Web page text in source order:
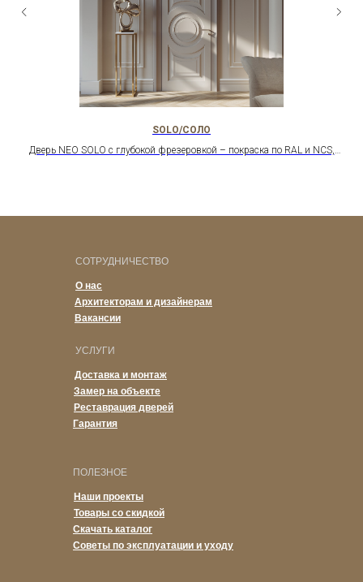
SOLO/СОЛО
Дверь NEO SOLO с глубокой фрезеровкой – покраска по RAL и NCS,
Гарантия
Реставрация дверей
Замер на объекте
Доставка и монтаж
УСЛУГИ
Вакансии
Архитекторам и дизайнерам
О нас
СОТРУДНИЧЕСТВО
Советы по эксплуатации и уходу
Скачать каталог
Товары со скидкой
Наши проекты
ПОЛЕЗНОЕ